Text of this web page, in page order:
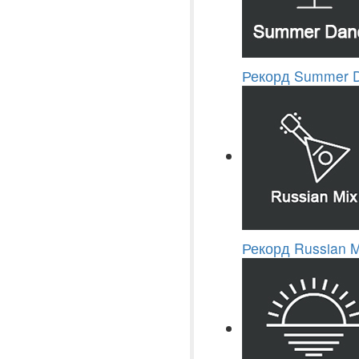
Рекорд Summer
Рекорд Russian